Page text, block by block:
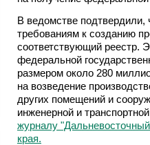
В ведомстве подтвердили,
требованиям к созданию
соответствующий реестр.
федеральной
размером около 280
на возведение
других помещений и
инженерной и
журналу
края.